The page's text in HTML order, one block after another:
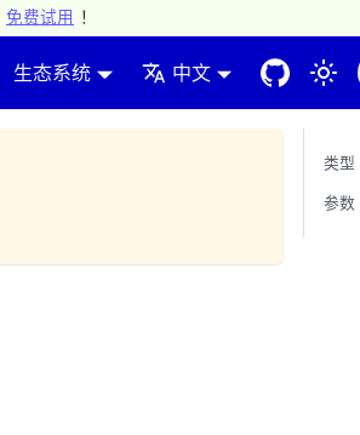
免费试用 ！
生态系统 中文
类型
参数